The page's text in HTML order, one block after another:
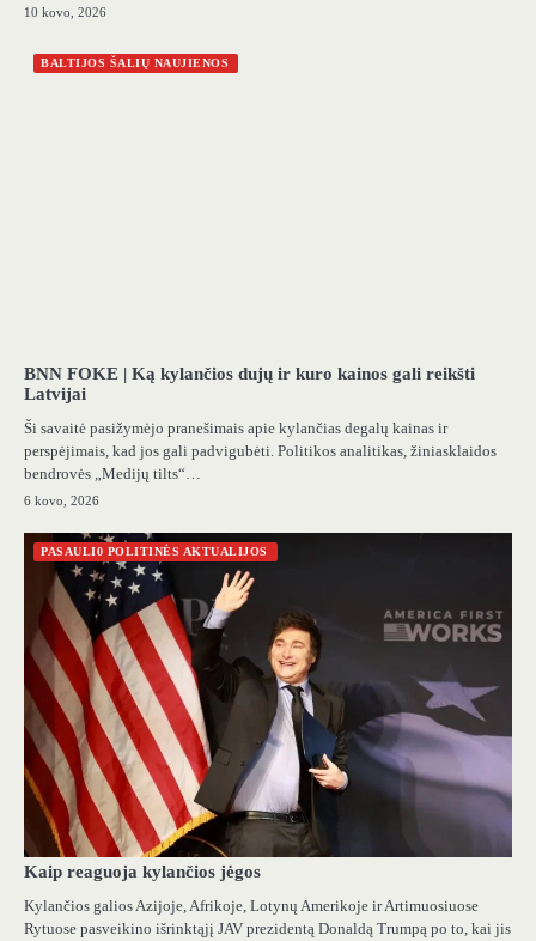
10 kovo, 2026
BALTIJOS ŠALIŲ NAUJIENOS
BNN FOKE | Ką kylančios dujų ir kuro kainos gali reikšti
Latvijai
Ši savaitė pasižymėjo pranešimais apie kylančias degalų kainas ir
perspėjimais, kad jos gali padvigubėti. Politikos analitikas, žiniasklaidos
bendrovės „Medijų tilts“…
6 kovo, 2026
PASAULI0 POLITINĖS AKTUALIJOS
Kaip reaguoja kylančios jėgos
Kylančios galios Azijoje, Afrikoje, Lotynų Amerikoje ir Artimuosiuose
Rytuose pasveikino išrinktąjį JAV prezidentą Donaldą Trumpą po to, kai jis